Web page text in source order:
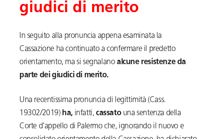
giudici di merito
In seguito alla pronuncia appena esaminata la
Cassazione ha continuato a confermare il predetto
orientamento, ma si segnalanoalcune resistenze da
parte dei giudici di merito.
Una recentissima pronuncia di legittimità (Cass.
19302/2019) ha, infatti,cassato una sentenza della
Corte d’appello di Palermo che, ignorando il nuovo e